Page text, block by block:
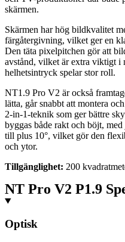
skärmen.
Skärmen har hög bildkvalitet
färgåtergivning, vilket ger en
Den täta pixelpitchen gör att
avstånd, vilket är extra viktigt i
helhetsintryck spelar stor roll.
NT1.9 Pro V2 är också
lätta, går snabbt att montera
2-in-1-teknik som ger bättre
byggas både rakt och böjt,
till plus 10°, vilket gör den
och ytor.
Tillgänglighet: 200
NT Pro V2 P1.9
Optisk